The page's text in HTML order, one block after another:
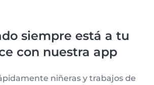
siempre está a tu
con nuestra app
niñeras y trabajos de